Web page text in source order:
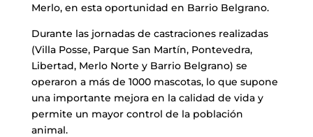
Merlo, en esta oportunidad en Barrio Belgrano.
Durante las jornadas de castraciones realizadas
(Villa Posse, Parque San Martín, Pontevedra,
Libertad, Merlo Norte y Barrio Belgrano) se
operaron a más de 1000 mascotas, lo que supone
una importante mejora en la calidad de vida y
permite un mayor control de la población
animal.